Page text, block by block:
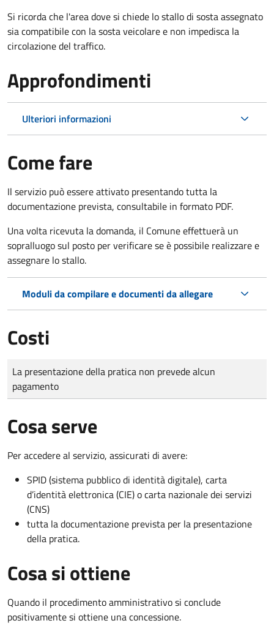
Si ricorda che l'area dove si chiede lo stallo di sosta assegnato
sia compatibile con la sosta veicolare e non impedisca la
circolazione del traffico.
Approfondimenti
Ulteriori informazioni
Come fare
Il servizio può essere attivato presentando tutta la
documentazione prevista, consultabile in formato PDF.
Una volta ricevuta la domanda, il Comune effettuerà un
sopralluogo sul posto per verificare se è possibile realizzare e
assegnare lo stallo.
Moduli da compilare e documenti da allegare
Costi
Tipo di pagamento
Importo
La presentazione della pratica non prevede alcun
pagamento
Cosa serve
Per accedere al servizio, assicurati di avere:
SPID (sistema pubblico di identità digitale), carta
d’identità elettronica (CIE) o carta nazionale dei servizi
(CNS)
tutta la documentazione prevista per la presentazione
della pratica.
Cosa si ottiene
Quando il procedimento amministrativo si conclude
positivamente si ottiene una concessione.